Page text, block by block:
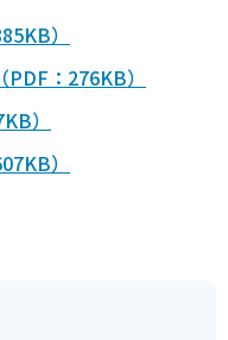
）
：276KB）
）
）